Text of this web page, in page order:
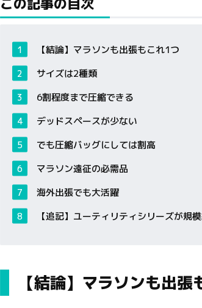
【結論】マラソンも出張もこれ1つ
サイズは2種類
6割程度まで圧縮できる
デッドスペースが少ない
でも圧縮バッグにしては割高
マラソン遠征の必需品
海外出張でも大活躍
【追記】ユーティリティシリーズが規
【結論】マラソンも出張